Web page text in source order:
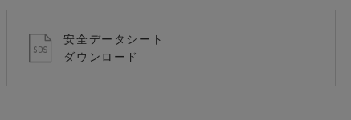
安全データシート
ダウンロード